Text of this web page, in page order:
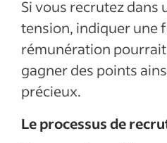
Si vous recrutez dans
tension, indiquer une
rémunération
gagner des points
précieux.
Le processus de